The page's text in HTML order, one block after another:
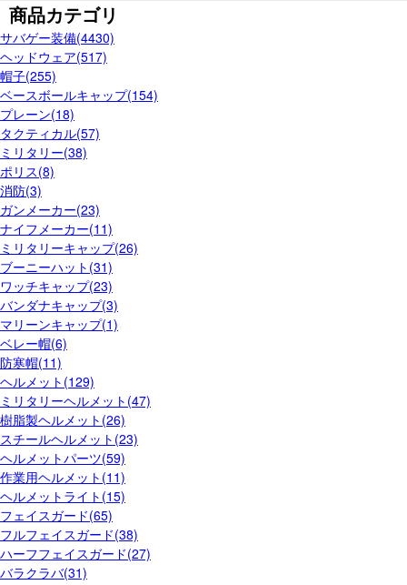
商品カテゴリ
サバゲー装備(4430)
ヘッドウェア(517)
帽子(255)
ベースボールキャップ(154)
プレーン(18)
タクティカル(57)
ミリタリー(38)
ポリス(8)
消防(3)
ガンメーカー(23)
ナイフメーカー(11)
ミリタリーキャップ(26)
ブーニーハット(31)
ワッチキャップ(23)
バンダナキャップ(3)
マリーンキャップ(1)
ベレー帽(6)
防寒帽(11)
ヘルメット(129)
ミリタリーヘルメット(47)
樹脂製ヘルメット(26)
スチールヘルメット(23)
ヘルメットパーツ(59)
作業用ヘルメット(11)
ヘルメットライト(15)
フェイスガード(65)
フルフェイスガード(38)
ハーフフェイスガード(27)
バラクラバ(31)